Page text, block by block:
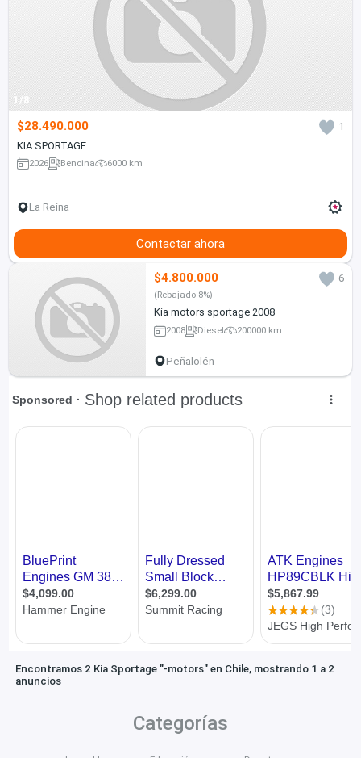
1/8
$28.490.000
1
KIA SPORTAGE
2026 Bencina 6000 km
La Reina
Contactar ahora
$4.800.000 6
(Rebajado 8%)
Kia motors sportage 2008
2008 Diesel 200000 km
Peñalolén
Encontramos 2 Kia Sportage "-motors" en Chile, mostrando 1 a 2
anuncios
Categorías